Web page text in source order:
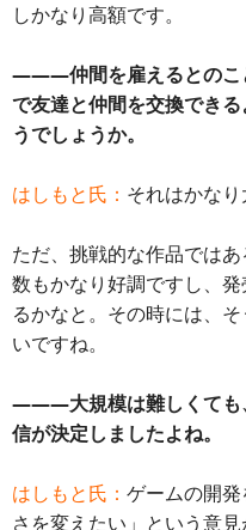
しかなり高額です。
―――仲間を雇えるとのこ
で友達と仲間を交換でき
うでしょうか。
はしもと氏： それはかなり
ただ、挑戦的な作品では
数もかなり好調ですし、
るかなと。その時には、
いですね。
―――大規模は難しくても
信が決定しましたよね。
はしもと氏： ゲームの開
さを変えたい」という意